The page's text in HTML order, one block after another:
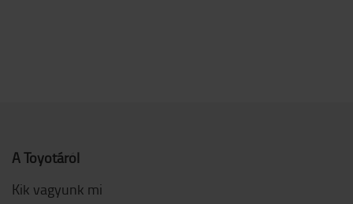
A Toyotáról
Kik vagyunk mi